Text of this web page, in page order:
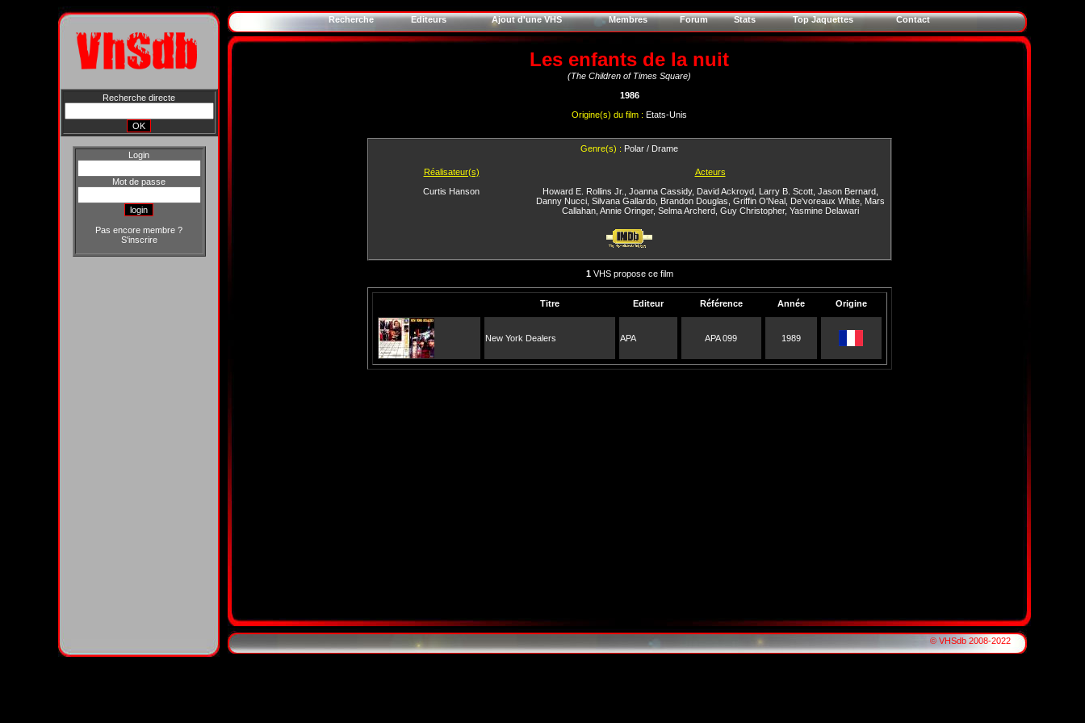
Recherche directe
Login
Mot de passe
Pas encore membre ?
S'inscrire
Recherche Editeurs Ajout d'une VHS Membres Forum Stats Top Jaquettes Contact
Les enfants de la nuit
(The Children of Times Square)
1986
Origine(s) du film : Etats-Unis
Genre(s) : Polar / Drame
Réalisateur(s)
Curtis Hanson
Acteurs
Howard E. Rollins Jr.
Joanna Cassidy, David Ackroyd, Larry B. Scott, Jason Bernard,
Danny Nucci, Silvana Gallardo, Brandon Douglas Griffin O'Neal, De'voreaux White, Mars
Callahan, Annie Oringer, Selma Archerd, Guy Christopher, Yasmine Delawari
1VHS propose ce film
Titre Editeur Référence Année Origine
New York Dealers APA APA 099 1989
© VHSdb 2008-2022